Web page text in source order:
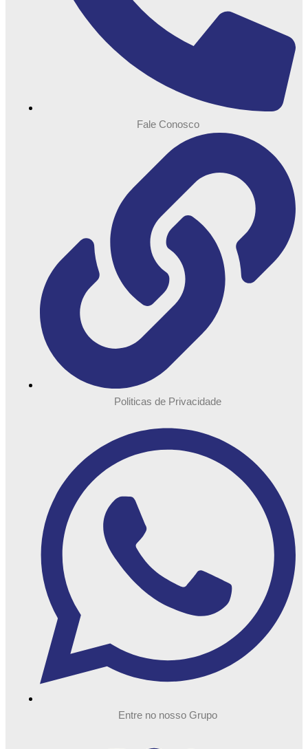
Fale Conosco
Politicas de Privacidade
Entre no nosso Grupo